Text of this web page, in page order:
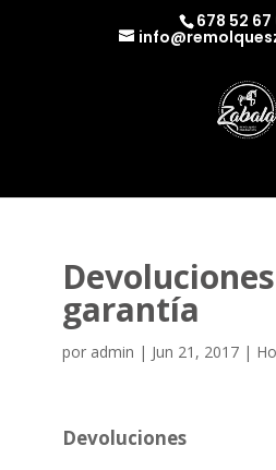
678 52 67
garantía
por admin | Jun 21, 2017|
Devoluciones